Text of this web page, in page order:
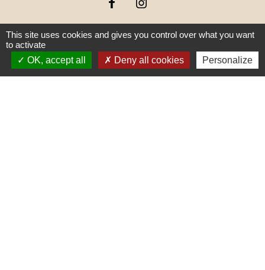
Liens
This site uses cookies and gives you control over what you want
to activate
OK, accept all
Deny all cookies Personalize